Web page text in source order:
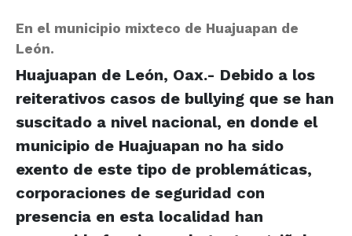
En el municipio mixteco de Huajuapan de
León.
Huajuapan de León, Oax.- Debido a los
reiterativos casos de bullying que se han
suscitado a nivel nacional, en donde el
municipio de Huajuapan no ha sido
exento de este tipo de problemáticas,
corporaciones de seguridad con
presencia en esta localidad han